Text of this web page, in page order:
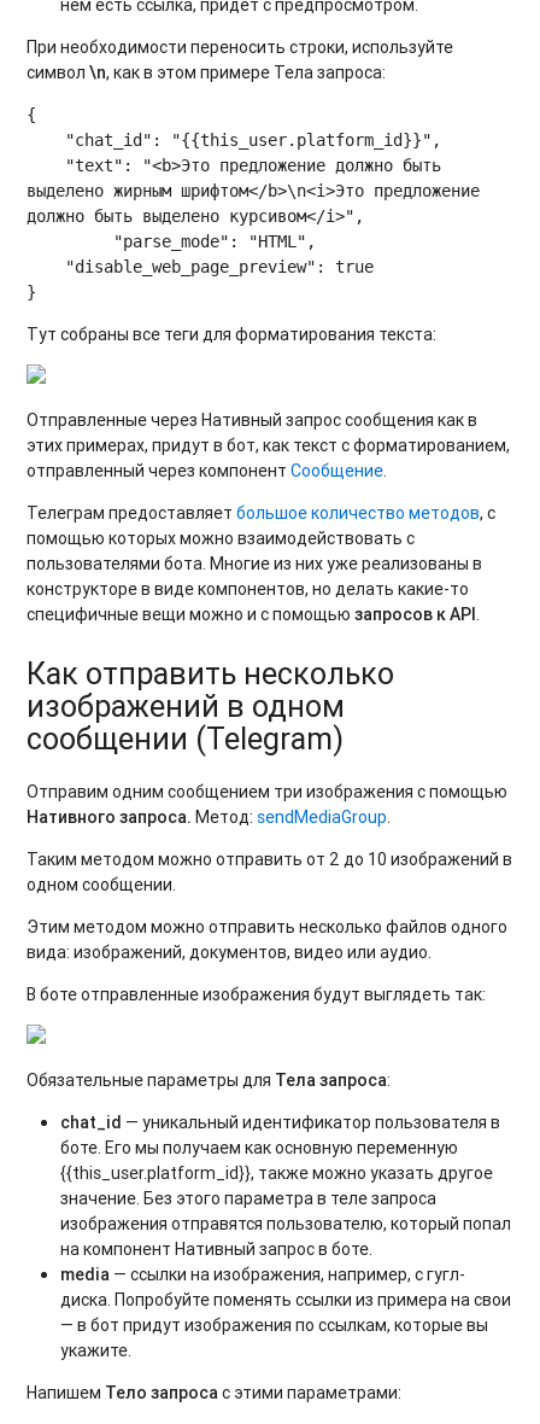
нем есть ссылка, придет с предпросмотром.
При необходимости переносить строки, используйте
символ\n, как в этом примере Тела запроса:
{
выделено жирным шрифтом</b>\n<i>Это предложение
должно быть выделено курсивом</i>",
Тут собраны все теги для форматирования текста:
Отправленные через Нативный запрос сообщения как в
этих примерах, придут в бот, как текст с форматированием,
отправленный через компонентСообщение.
Телеграм предоставляетбольшое количество методов, с
помощью которых можно взаимодействовать с
пользователями бота. Многие из них уже реализованы в
конструкторе в виде компонентов, но делать какие-то
специфичные вещи можно и с помощьюзапросов к API.
Как отправить несколько
изображений в одном
сообщении (Telegram)
Отправим одним сообщением три изображения с помощью
Нативного запроса. Метод:sendMediaGroup.
Таким методом можно отправить от 2 до 10 изображений в
одном сообщении.
Этим методом можно отправить несколько файлов одного
вида: изображений, документов, видео или аудио.
В боте отправленные изображения будут выглядеть так:
Обязательные параметры для Тела запроса:
chat_id — уникальный идентификатор пользователя в
боте. Его мы получаем как основную переменную
{{this_user.platform_id}}, также можно указать другое
значение. Без этого параметра в теле запроса
изображения отправятся пользователю, который попал
на компонент Нативный запрос в боте.
media — ссылки на изображения, например, с гугл-
диска. Попробуйте поменять ссылки из примера на свои
— в бот придут изображения по ссылкам, которые вы
укажите.
Напишем Тело запросас этими параметрами: